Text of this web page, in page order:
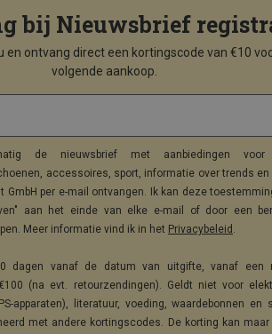
bij Nieuwsbrief
en ontvang direct een kortingscode van €10
volgende aankoop.
de nieuwsbrief met aanbiedingen voor
accessoires, sport, informatie over trends
GmbH per e-mail ontvangen. Ik kan deze
aan het einde van elke e-mail of door een
Meer informatie vind ik in het Privacybeleid .
dagen vanaf de datum van uitgifte, vanaf een
(na evt. retourzendingen). Geldt niet voor
apparaten), literatuur, voeding, waardebonnen en
met andere kortingscodes. De korting kan maar